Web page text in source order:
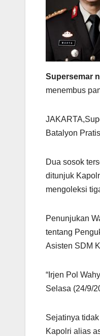
Supersemar
menembus
Batalyon
Dua sosok
ditunjuk
mengoleksi
Penunjukan
tentang
Asisten SDM
“Irjen Pol
Selasa (24/9/
Sejatinya
Kapolri alias